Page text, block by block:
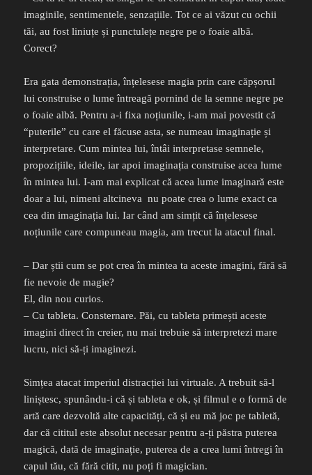
imaginile, sentimentele, senzațiile. Tot ce ai văzut cu ochii
tăi, au fost liniuțe și punctulețe negre pe o foaie albă.
Corect?
Era gata demonstrația, înțelesese magia prin care căpșorul
lui construise o lume întreagă pornind de la semne negre pe
o foaie albă. Pentru a-i fixa noțiunile, i-am mai povestit că
“puterile” cu care el făcuse asta, se numeau imaginație și
interpretare. Cum mintea lui, întâi interpretase semnele,
propozițiile, ideile, iar apoi imaginația construise acea lume
în mintea lui. I-am mai explicat că acea lume imaginară este
doar a lui, nimeni altcineva nu poate crea o lume exact ca
cea din imaginația lui. Iar când am simțit că înțelesese
noțiunile care compuneau magia, am trecut la atacul final.
– Dar știi cum se pot crea în mintea ta aceste imagini, fără să
fie nevoie de magie?
El, din nou curios.
– Cu tableta. Consternare. Păi, cu tableta primești aceste
imagini direct în creier, nu mai trebuie să interpretezi mare
lucru, nici să-ți imaginezi.
Simțea atacat imperiul distracției lui virtuale. A trebuit să-l
liniștesc, spunându-i că și tableta e ok, și filmul e o formă de
artă care dezvoltă alte capacități, că și eu mă joc pe tabletă,
dar că cititul este absolut necesar pentru a-ți păstra puterea
magică, dată de imaginație, puterea de a crea lumi întregi în
capul tău, că fără citit, nu poți fi magician.